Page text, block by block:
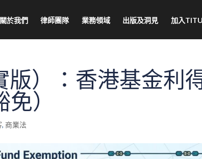
關於我們 律師團隊 業務領域 出版及洞見 加入
版）：香港基金利
）
, 商業法